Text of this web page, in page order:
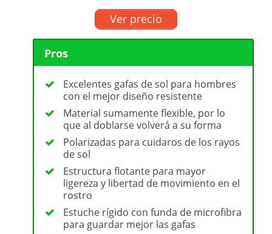
Ver precio
Pros
Excelentes gafas de sol para hombres
con el mejor diseño resistente
Material sumamente flexible, por lo
que al doblarse volverá a su forma
Polarizadas para cuidaros de los rayos
de sol
Estructura flotante para mayor
ligereza y libertad de movimiento en el
rostro
Estuche rígido con funda de microfibra
para guardar mejor las gafas